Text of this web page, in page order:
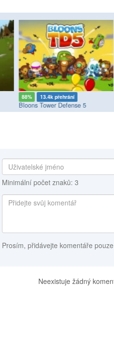
88% 13.4k přehrání
Bloons Tower Defense 5
Minimální počet znaků: 3
Prosím, přidávejte komentáře
Neexistuje žádný